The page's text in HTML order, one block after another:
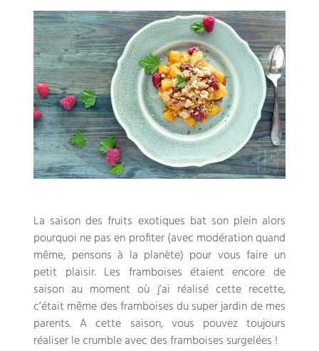
La saison des fruits exotiques bat son plein alors
pourquoi ne pas en profiter (avec modération quand
même, pensons à la planète) pour vous faire un
petit plaisir. Les framboises étaient encore de
saison au moment où j’ai réalisé cette recette,
c’était même des framboises du super jardin de mes
parents. A cette saison, vous pouvez toujours
réaliser le crumble avec des framboises surgelées !